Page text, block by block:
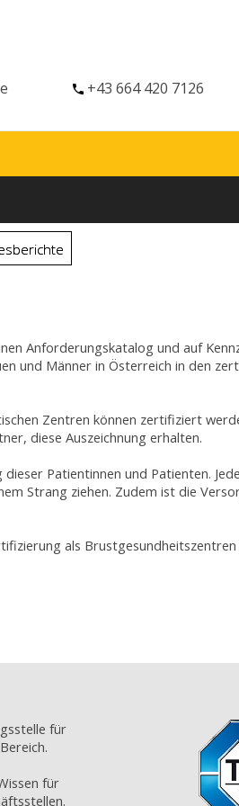
+43 664 420 7126
Anforderungskatalog und auf
und Männer in Österreich in den
Zentren können zertifiziert
diese Auszeichnung erhalten.
Patientinnen und Patienten.
Strang ziehen. Zudem ist die
als
für
für